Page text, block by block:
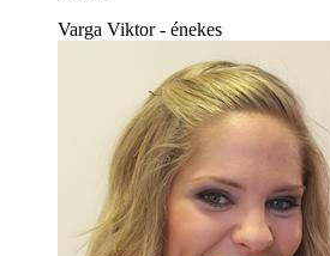
Varga Viktor - énekes